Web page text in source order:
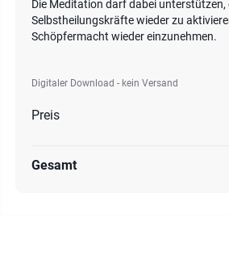
Die Meditation darf dabei unterstützen,
Selbstheilungskräfte wieder zu
Schöpfermacht wieder einzunehmen.
Digitaler Download - kein Versand
Preis
Gesamt